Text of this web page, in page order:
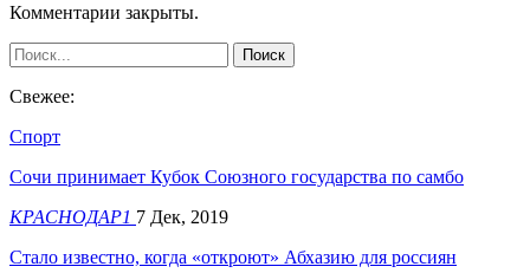
Комментарии закрыты.
Свежее:
Спорт
Сочи принимает Кубок Союзного государства по самбо
КРАСНОДАР1 7 Дек, 2019
Стало известно, когда «откроют» Абхазию для россиян